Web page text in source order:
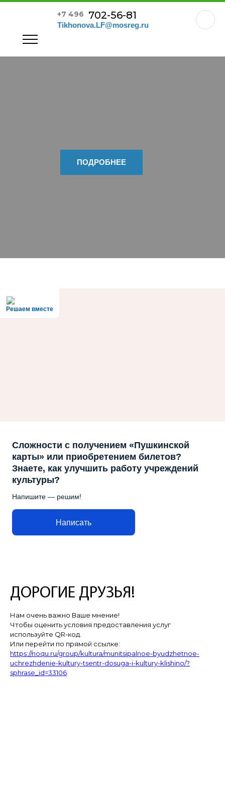
+7 496 702-56-81
Tikhonova.LF@mosreg.ru
ПОДРОБНЕЕ
Решаем вместе
Сложности с получением «Пушкинской
карты» или приобретением билетов?
Знаете, как улучшить работу учреждений
культуры?
Напишите — решим!
Написать
ДОРОГИЕ ДРУЗЬЯ!
Нам очень важно Ваше мнение!
Чтобы оценить условия предоставления услуг
используйте QR-код.
Или перейти по прямой ссылке:
https://noqu.ru/group/kultura/munitsipalnoe-byudzhetnoe-
uchrezhdenie-kultury-tsentr-dosuga-i-kultury-klishino/?
sphrase_id=33106